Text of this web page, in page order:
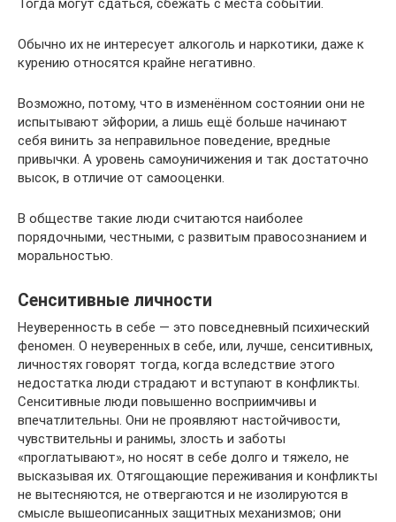
Тогда могут сдаться, сбежать с места событий.
Обычно их не интересует алкоголь и наркотики, даже к
курению относятся крайне негативно.
Возможно, потому, что в изменённом состоянии они не
испытывают эйфории, а лишь ещё больше начинают
себя винить за неправильное поведение, вредные
привычки. А уровень самоуничижения и так достаточно
высок, в отличие от самооценки.
В обществе такие люди считаются наиболее
порядочными, честными, с развитым правосознанием и
моральностью.
Сенситивные личности
Неуверенность в себе — это повседневный психический
феномен. О неуверенных в себе, или, лучше, сенситивных,
личностях говорят тогда, когда вследствие этого
недостатка люди страдают и вступают в конфликты.
Сенситивные люди повышенно восприимчивы и
впечатлительны. Они не проявляют настойчивости,
чувствительны и ранимы, злость и заботы
«проглатывают», но носят в себе долго и тяжело, не
высказывая их. Отягощающие переживания и конфликты
не вытесняются, не отвергаются и не изолируются в
смысле вышеописанных защитных механизмов; они